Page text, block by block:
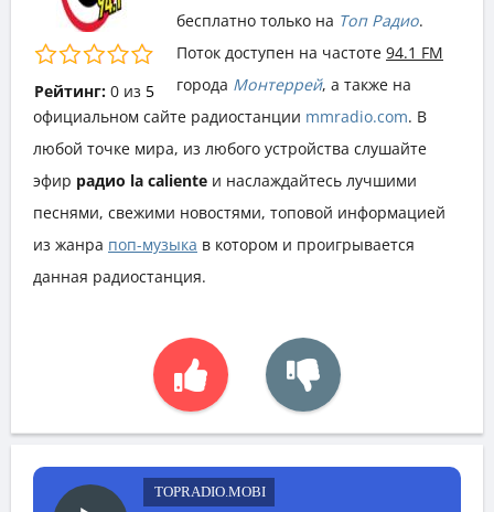
Рейтинг: 0из 5
бесплатно только на Топ Радио.
Поток доступен на частоте 94.1 FM
города Монтеррей, а также на
официальном сайте радиостанции mmradio.com. В
любой точке мира, из любого устройства слушайте
эфир радио la caliente и наслаждайтесь лучшими
песнями, свежими новостями, топовой информацией
из жанра поп-музыка в котором и проигрывается
данная радиостанция.
TOPRADIO.MOBI